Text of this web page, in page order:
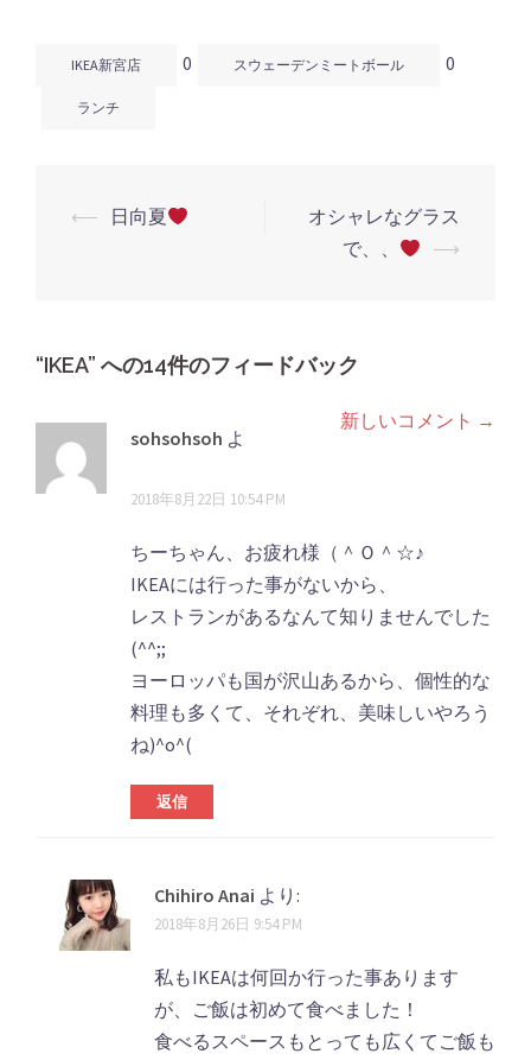
き
ま
い
ウ
す)
き
ま
IKEA新宮店 0 スウェーデンミートボール 0
ランチ
投
ゲ
シ
ョ
⟵ 日向夏
オシャレなグラス
で、、
⟶
“IKEA” への14件のフィードバック
コ
メ
新しいコメント →
sohsohsoh よ
り:
2018年8月22日 10:54 PM
ちーちゃん、お疲れ様（＾Ｏ＾☆♪
IKEAには行った事がないから、
レストランがあるなんて知りませんでした
(^^;;
ヨーロッパも国が沢山あるから、個性的な
料理も多くて、それぞれ、美味しいやろう
ね)^o^(
返信
Chihiro Anai より:
2018年8月26日 9:54 PM
私もIKEAは何回か行った事あります
が、ご飯は初めて食べました！
食べるスペースもとっても広くてご飯も